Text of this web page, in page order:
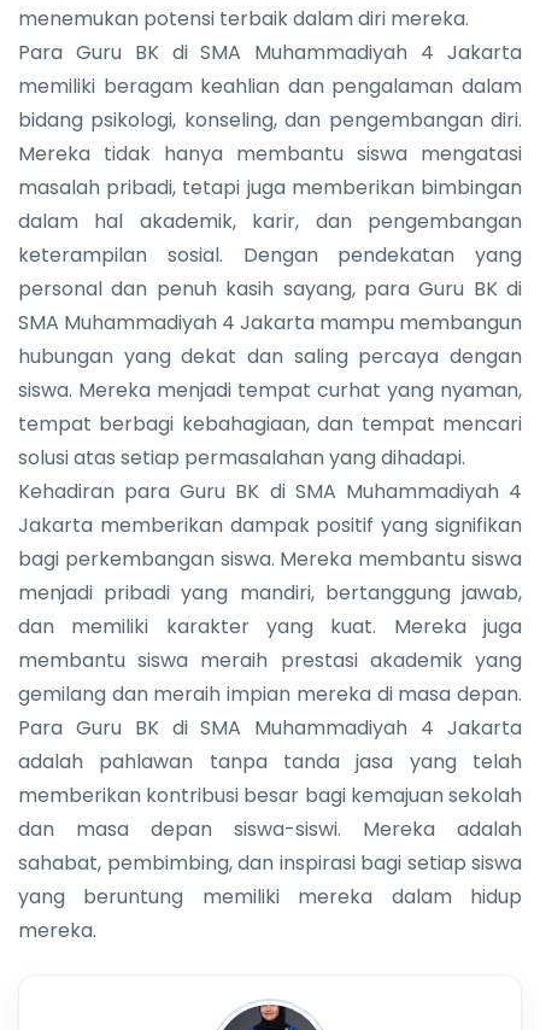
menemukan potensi terbaik dalam diri mereka.
Para Guru BK di SMA Muhammadiyah 4 Jakarta
memiliki beragam keahlian dan pengalaman dalam
bidang psikologi, konseling, dan pengembangan diri.
Mereka tidak hanya membantu siswa mengatasi
masalah pribadi, tetapi juga memberikan bimbingan
dalam hal akademik, karir, dan pengembangan
keterampilan sosial. Dengan pendekatan yang
personal dan penuh kasih sayang, para Guru BK di
SMA Muhammadiyah 4 Jakarta mampu membangun
hubungan yang dekat dan saling percaya dengan
siswa. Mereka menjadi tempat curhat yang nyaman,
tempat berbagi kebahagiaan, dan tempat mencari
solusi atas setiap permasalahan yang dihadapi.
Kehadiran para Guru BK di SMA Muhammadiyah 4
Jakarta memberikan dampak positif yang signifikan
bagi perkembangan siswa. Mereka membantu siswa
menjadi pribadi yang mandiri, bertanggung jawab,
dan memiliki karakter yang kuat. Mereka juga
membantu siswa meraih prestasi akademik yang
gemilang dan meraih impian mereka di masa depan.
Para Guru BK di SMA Muhammadiyah 4 Jakarta
adalah pahlawan tanpa tanda jasa yang telah
memberikan kontribusi besar bagi kemajuan sekolah
dan masa depan siswa-siswi. Mereka adalah
sahabat, pembimbing, dan inspirasi bagi setiap siswa
yang beruntung memiliki mereka dalam hidup
mereka.